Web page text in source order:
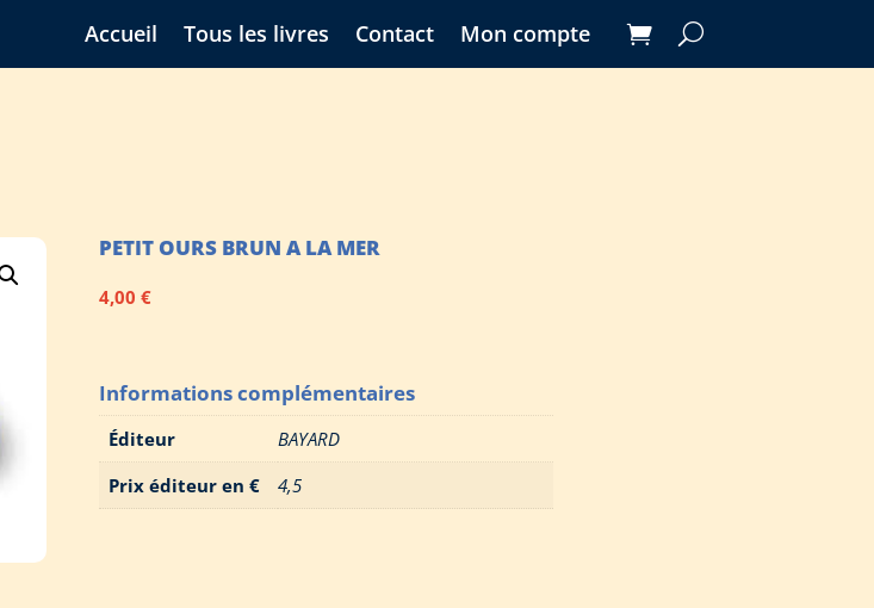
Accueil Tous les livres Contact Mon compte
PETIT OURS BRUN A LA MER
4,00€
Informations complémentaires
Éditeur
BAYARD
Prix éditeur en €
4,5